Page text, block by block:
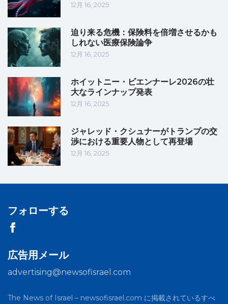
12月 16, 2025
迫り来る危機：保険料を倍増させるかも
しれない医療保険論争
12月 16, 2025
ホイットニー・ビエンナーレ2026の壮
大なラインナップ発表
12月 16, 2025
ジャレッド・クシュナーがトランプの交
渉における重要人物として再登場
12月 16, 2025
フォローする
広告用メール
advertising@newsofisrael.com
The News of Israel – newsofisrael.com に掲載されているすべ